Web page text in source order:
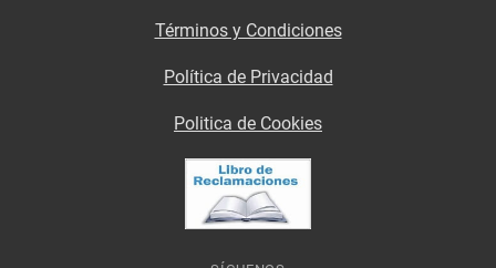
Términos y Condiciones
Política de Privacidad
Politica de Cookies